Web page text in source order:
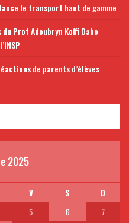
lance le transport haut de gamme
Prof Adoubryn Koffi Daho
de parents d’élèves
2025
V S
D
5 6
7